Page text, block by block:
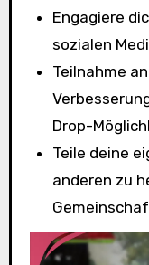
Engagiere
sozialen
Teilnahme
Drop-
Teile deine
anderen zu